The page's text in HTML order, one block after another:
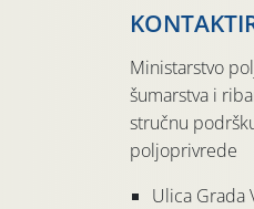
Ministarstvo
šumarstva i
stručnu
poljoprivrede
Ulica Grada